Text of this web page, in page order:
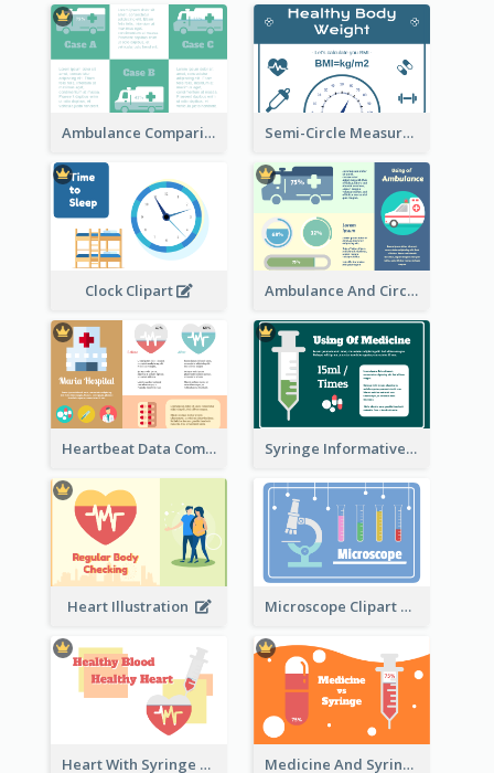
Ambulance Comparison Semi-Circle Measurement Clipart
Clock Clipart Ambulance And Circular Informative Report
Heartbeat Data Comparison Syringe Informative Clipart
Heart Illustration Microscope Clipart With Test Tube
Heart With Syringe Clipart Medicine And Syringe Comparison